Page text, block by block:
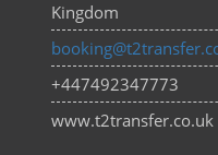
Kingdom
+447492347773
www.t2transfer.co.uk